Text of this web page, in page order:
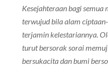
Kesejahteraan bagi
terwujud bila alam
terjamin kelestariannya.
turut bersorak sorai
bersukacita dan bumi